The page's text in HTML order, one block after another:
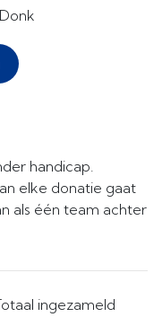
handicap.
elke donatie gaat
als één team achter
ingezameld